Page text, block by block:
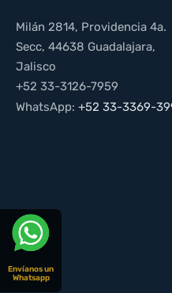
Milán 2814, Providencia 4a.
Secc, 44638 Guadalajara,
Jalisco
+52 33-3126-7959
WhatsApp: +52 33-3369-
Envíanos un
Whatsapp